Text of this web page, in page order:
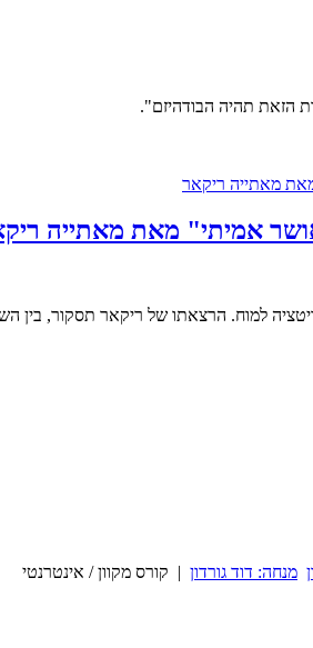
הזאת תהיה הבודהיזם".
אמיתי" מאת מאתייה
מנחה: דוד גורדון | קורס מקוון / אינטרנטי